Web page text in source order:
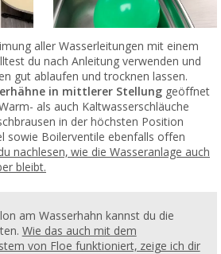
aller Wasserleitungen mit einem
du nach Anleitung verwenden und
gut ablaufen und trocknen lassen.
in mittlerer Stellung geöffnet
als auch Kaltwasserschläuche
in der höchsten Position
sowie Boilerventile ebenfalls offen
nachlesen, wie die Wasseranlage auch
bleibt.
am Wasserhahn kannst du die
Wie das auch mit dem
von Floe funktioniert, zeige ich dir